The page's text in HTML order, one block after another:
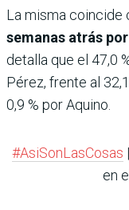
La misma coincide
semanas atrás
detalla que el 47,0
Pérez, frente al
0,9 % por Aquino.
#AsiSonLasCosas
en